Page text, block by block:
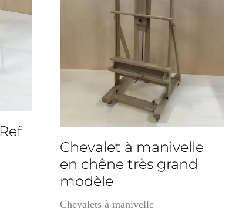
Chevalet à manivelle
en chêne très grand
modèle
Chevalets à manivelle